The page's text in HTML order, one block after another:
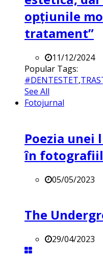
opțiunile
tratament”
11/12/2024
Popular Tags:
#DENTESTET,
See All
Fotojurnal
Poezia
în
05/05/2023
The
29/04/2023